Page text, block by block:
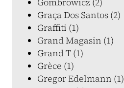
Graça Dos Santos (2)
Graffiti (1)
Grand Magasin (1)
Grand T (1)
Grèce (1)
Gregor Edelmann (1)